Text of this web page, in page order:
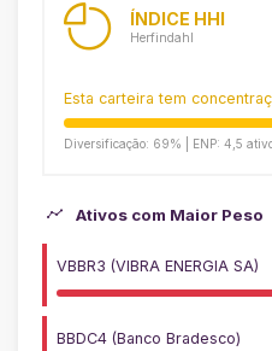
ÍNDICE HHI
Herfindahl
Esta carteira tem
Diversificação: 69% | ENP: 4,5
Ativos com Maior Peso
VBBR3 (VIBRA ENERGIA SA)
BBDC4 (Banco Bradesco)